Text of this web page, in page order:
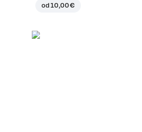
od10,00 €